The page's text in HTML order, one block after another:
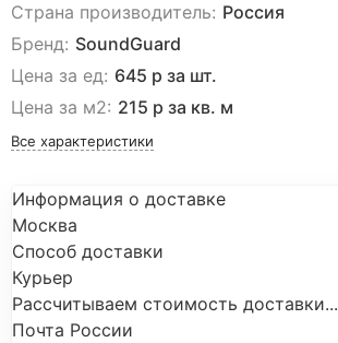
Страна производитель: Россия
Бренд: SoundGuard
Цена за ед: 645 р за шт.
Цена за м2: 215 р за кв. м
Все характеристики
Информация о доставке
Москва
Способ доставки
Курьер
Рассчитываем стоимость доставки...
Почта России